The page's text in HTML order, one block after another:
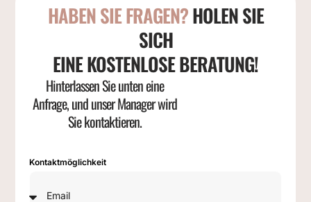
HABEN SIE FRAGEN?HOLEN SIE
SICH
EINE KOSTENLOSE BERATUNG!
Hinterlassen Sie unten eine
Anfrage, und unser Manager wird
Sie kontaktieren.
Kontaktmöglichkeit